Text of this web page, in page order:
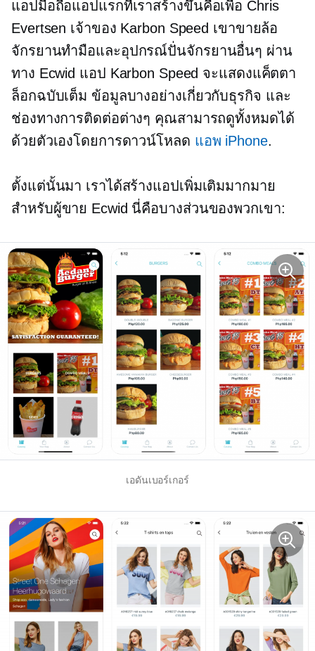
แอปมือถือแอปแรกที่เราสร้างขึ้นคือเพื่อ Chris
Evertsen เจ้าของ Karbon Speed เขาขายล้อ
จักรยานทำมือและอุปกรณ์ปั่นจักรยานอื่นๆ ผ่าน
ทาง Ecwid แอป Karbon Speed ​​จะแสดงแค็ตตา
ล็อกฉบับเต็ม ข้อมูลบางอย่างเกี่ยวกับธุรกิจ และ
ช่องทางการติดต่อต่างๆ คุณสามารถดูทั้งหมดได้
ด้วยตัวเองโดยการดาวน์โหลด แอพ iPhone.
ตั้งแต่นั้นมา เราได้สร้างแอปเพิ่มเติมมากมาย
สำหรับผู้ขาย Ecwid นี่คือบางส่วนของพวกเขา:
เอดันเบอร์เกอร์